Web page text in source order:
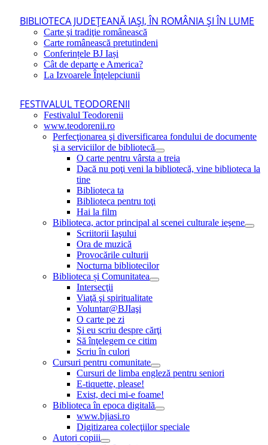
BIBLIOTECA JUDEŢEANĂ IAŞI, ÎN ROMÂNIA ŞI ÎN LUME
Carte şi tradiţie românească
Carte românească pretutindeni
Conferințele BJ Iași
Cât de departe e America?
La Izvoarele Înţelepciunii
FESTIVALUL TEODORENII
Festivalul Teodorenii
www.teodorenii.ro
Perfecţionarea şi diversificarea fondului de documente
şi a serviciilor de bibliotecă
O carte pentru vârsta a treia
Dacă nu poţi veni la bibliotecă, vine biblioteca la
tine
Biblioteca ta
Biblioteca pentru toţi
Hai la film
Biblioteca, actor principal al scenei culturale ieşene
Scriitorii Iaşului
Ora de muzică
Provocările culturii
Nocturna bibliotecilor
Biblioteca și Comunitatea
Intersecţii
Viaţă şi spiritualitate
Voluntar@BJIaşi
O carte pe zi
Şi eu scriu despre cărţi
Să înţelegem ce citim
Scriu în culori
Cursuri pentru comunitate
Cursuri de limba engleză pentru seniori
E-tiquette, please!
Exist, deci mi-e foame!
Biblioteca în epoca digitală
www.bjiasi.ro
Digitizarea colecţiilor speciale
Autori copiii